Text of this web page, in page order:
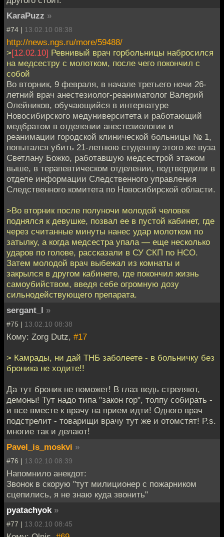
KaraPuzz »
#74 | 13.02.10 08:38
http://news.ngs.ru/more/59488/
>[12.02.10] Ревнивый врач горбольницы набросился
на медсестру с молотком, после чего покончил с
собой
Во вторник, 9 февраля, в начале третьего ночи 26-
летний врач анестезиолог-реаниматолог Валерий
Олейников, обучающийся в интернатуре
Новосибирского медуниверситета и работающий
медбратом в отделении анестезиологии и
реанимации городской клинической больницы № 1,
попытался убить 21-летнюю студентку этого же вуза
Светлану Божко, работавшую медсестрой этажом
выше, в терапевтическом отделении, подтвердили в
отделе информации Следственного управления
Следственного комитета по Новосибирской области.
>Во вторник после полуночи молодой человек
поднялся к девушке, позвал ее в пустой кабинет, где
через считанные минуты нанес удар молотком по
затылку, а когда медсестра упала — еще несколько
ударов по голове, рассказали в СУ СКП по НСО.
Затем молодой врач выбежал из комнаты и
закрылся в другом кабинете, где покончил жизнь
самоубийством, введя себе огромную дозу
сильнодействующего препарата.
sergant_l »
#75 | 13.02.10 08:38
Кому: Zorg Dutz, #17
> Камрады, ни дай ТНБ заболеете - в больничку без
броника не ходите!!
Да тут броник не поможет! В глаз ведь стреляют,
демоны! Тут надо типа "закон гор", толпу собирать -
и все вместе к врачу на прием идти! Одного врач
подстрелит - товарищи врачу тут же и отомстят! P.s.
многие так и делают!
Pavel_is_moskvi »
#76 | 13.02.10 08:39
Напомнило анекдот:
Звонок в скорую "тут милиционер с пожарником
сцепились, я не знаю куда звонить"
pyatachyok »
#77 | 13.02.10 08:45